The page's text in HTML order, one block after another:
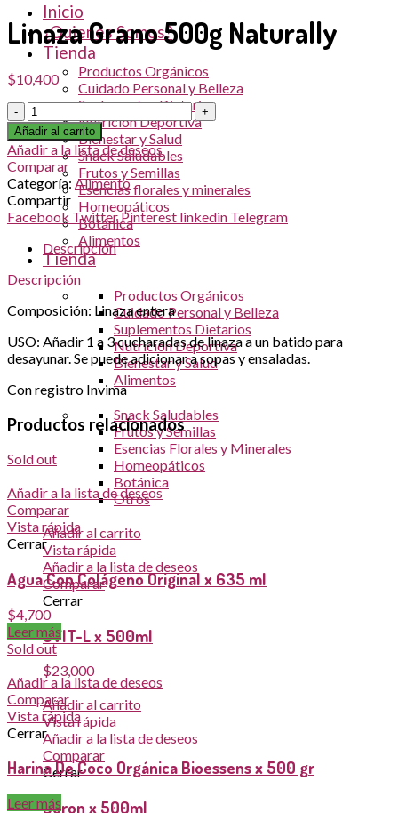
Inicio
¿Quienes Somos?
Tienda
Productos Orgánicos
Cuidado Personal y Belleza
Suplementos Dietarios
Nutrición Deportiva
Bienestar y Salud
Snack Saludables
Frutos y Semillas
Esencias florales y minerales
Homeopáticos
Botánica
Alimentos
Tienda
Productos Orgánicos
Cuidado Personal y Belleza
Suplementos Dietarios
Nutrición Deportiva
Bienestar y Salud
Alimentos
Snack Saludables
Frutos y Semillas
Esencias Florales y Minerales
Homeopáticos
Botánica
Otros
Añadir al carrito
Vista rápida
Añadir a la lista de deseos
Comparar
Cerrar
CVIT-L x 500ml
$23,000
Añadir al carrito
Vista rápida
Añadir a la lista de deseos
Comparar
Cerrar
Duron x 500ml
Linaza Grano 500g Naturally
$10,400
Cantidad
Añadir al carrito
Añadir a la lista de deseos
Comparar
Categoría: Alimento
Compartir
Facebook TwitterPinterest linkedin Telegram
Descripción
Descripción
Composición: Linaza entera
USO: Añadir 1 a 3 cucharadas de linaza a un batido para
desayunar. Se puede adicionar a sopas y ensaladas.
Con registro Invima
Productos relacionados
Sold out
Añadir a la lista de deseos
Comparar
Vista rápida
Cerrar
Agua Con Colágeno Original x 635 ml
$4,700
Leer más
Sold out
Añadir a la lista de deseos
Comparar
Vista rápida
Cerrar
Harina De Coco Orgánica Bioessens x 500 gr
Leer más